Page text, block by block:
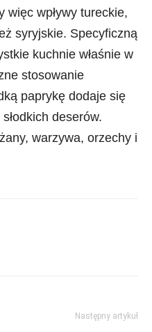
więc wpływy tureckie,
syryjskie. Specyficzną
kuchnie właśnie w
stosowanie
paprykę dodaje się
deserów.
warzywa, orzechy i
Następny artykuł